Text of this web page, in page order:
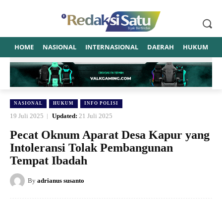
HOME NASIONAL INTERNASIONAL DAERAH HUKUM
NASIONAL HUKUM INFO POLISI
19 Juli 2025 Updated: 21 Juli 2025
Pecat Oknum Aparat Desa Kapur yang
Intoleransi Tolak Pembangunan
Tempat Ibadah
By adrianus susanto